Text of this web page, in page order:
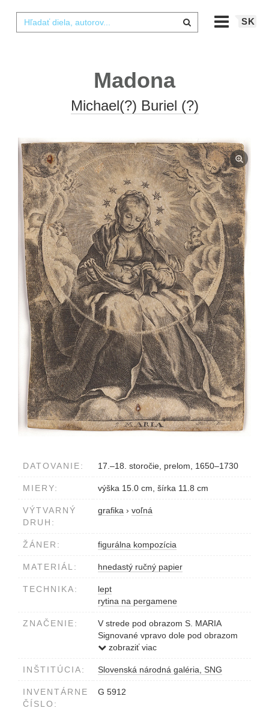
SK
Madona
Michael(?) Buriel (?)
DATOVANIE: 17.–18. storočie, prelom, 1650–1730
MIERY: výška 15.0 cm, šírka 11.8 cm
VÝTVARNÝ
DRUH:
grafika › voľná
ŽÁNER: figurálna kompozícia
MATERIÁL: hnedastý ručný papier
TECHNIKA:
lept
rytina na pergamene
ZNAČENIE:
V strede pod obrazom S. MARIA
Signované vpravo dole pod obrazom
Mich..el Buriel(?) (prašivé)
zobraziť viac
INŠTITÚCIA: Slovenská národná galéria, SNG
INVENTÁRNE
ČÍSLO:
G 5912